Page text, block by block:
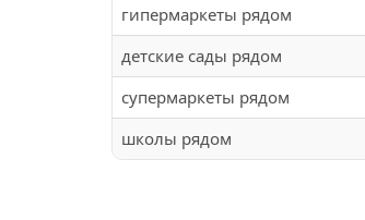
гипермаркеты рядом
детские сады рядом
супермаркеты рядом
школы рядом